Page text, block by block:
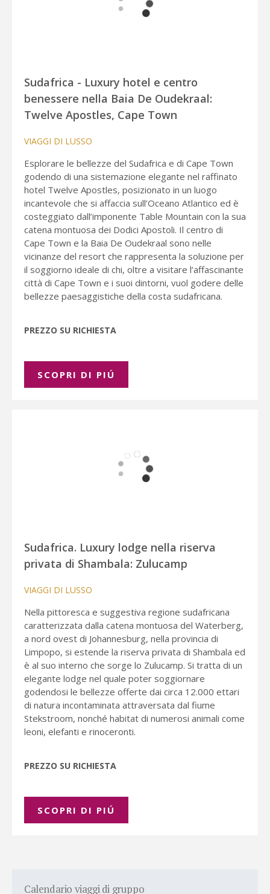
Sudafrica - Luxury hotel e centro
benessere nella Baia De Oudekraal:
Twelve Apostles, Cape Town
VIAGGI DI LUSSO
Esplorare le bellezze del Sudafrica e di Cape Town
godendo di una sistemazione elegante nel raffinato
hotel Twelve Apostles, posizionato in un luogo
incantevole che si affaccia sull’Oceano Atlantico ed è
costeggiato dall’imponente Table Mountain con la sua
catena montuosa dei Dodici Apostoli. Il centro di
Cape Town e la Baia De Oudekraal sono nelle
vicinanze del resort che rappresenta la soluzione per
il soggiorno ideale di chi, oltre a visitare l’affascinante
città di Cape Town e i suoi dintorni, vuol godere delle
bellezze paesaggistiche della costa sudafricana.
PREZZO SU RICHIESTA
SCOPRI DI PIÚ
Sudafrica. Luxury lodge nella riserva
privata di Shambala: Zulucamp
VIAGGI DI LUSSO
Nella pittoresca e suggestiva regione sudafricana
caratterizzata dalla catena montuosa del Waterberg,
a nord ovest di Johannesburg, nella provincia di
Limpopo, si estende la riserva privata di Shambala ed
è al suo interno che sorge lo Zulucamp. Si tratta di un
elegante lodge nel quale poter soggiornare
godendosi le bellezze offerte dai circa 12.000 ettari
di natura incontaminata attraversata dal fiume
Stekstroom, nonché habitat di numerosi animali come
leoni, elefanti e rinoceronti.
PREZZO SU RICHIESTA
SCOPRI DI PIÚ
Calendario viaggi di gruppo